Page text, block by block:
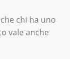
chi ha uno
vale anche